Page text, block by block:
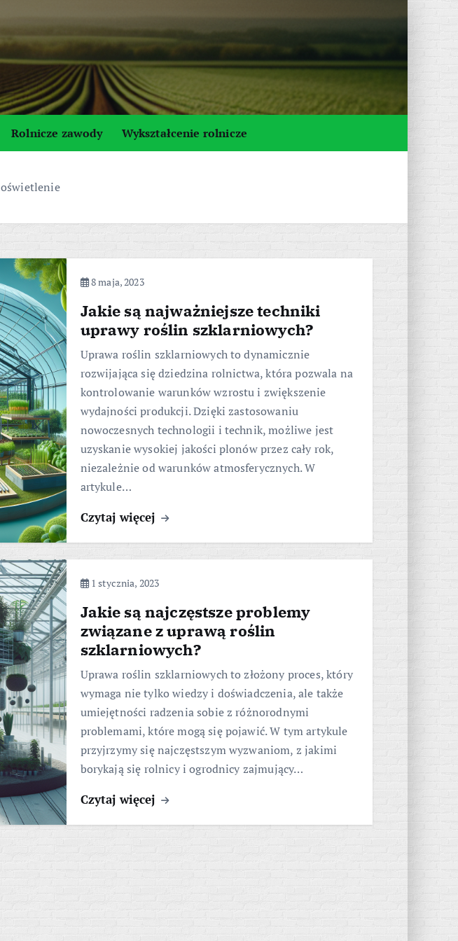
Rolnicze zawody Wykształcenie rolnicze
oświetlenie
8 maja, 2023
Jakie są najważniejsze techniki
uprawy roślin szklarniowych?
Uprawa roślin szklarniowych to dynamicznie
rozwijająca się dziedzina rolnictwa, która pozwala na
kontrolowanie warunków wzrostu i zwiększenie
wydajności produkcji. Dzięki zastosowaniu
nowoczesnych technologii i technik, możliwe jest
uzyskanie wysokiej jakości plonów przez cały rok,
niezależnie od warunków atmosferycznych. W
artykule…
Czytaj więcej
1 stycznia, 2023
Jakie są najczęstsze problemy
związane z uprawą roślin
szklarniowych?
Uprawa roślin szklarniowych to złożony proces, który
wymaga nie tylko wiedzy i doświadczenia, ale także
umiejętności radzenia sobie z różnorodnymi
problemami, które mogą się pojawić. W tym artykule
przyjrzymy się najczęstszym wyzwaniom, z jakimi
borykają się rolnicy i ogrodnicy zajmujący…
Czytaj więcej